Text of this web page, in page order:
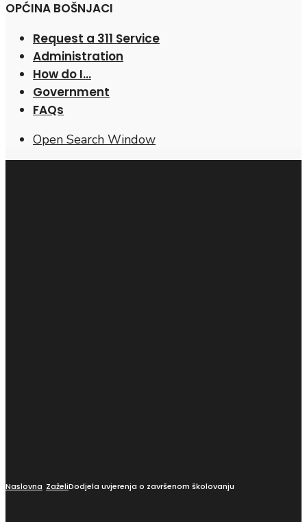
OPĆINA BOŠNJACI
Request a 311 Service
Administration
How do I…
Government
FAQs
Open Search Window
Naslovna ZaželiDodjela uvjerenja o završenom školovanju